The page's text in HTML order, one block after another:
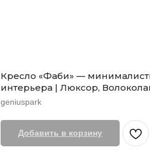
Кресло «Фаби» —
интерьера | Люксор,
geniuspark
Добавить в корзину